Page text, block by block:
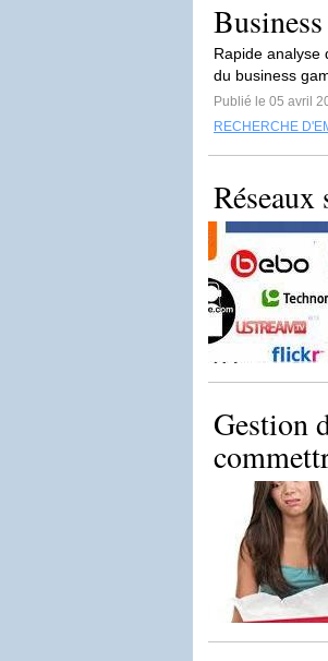
Rapide analyse
du business
Publié le 05 avril
RECHERCHE
Réseaux
Gestion